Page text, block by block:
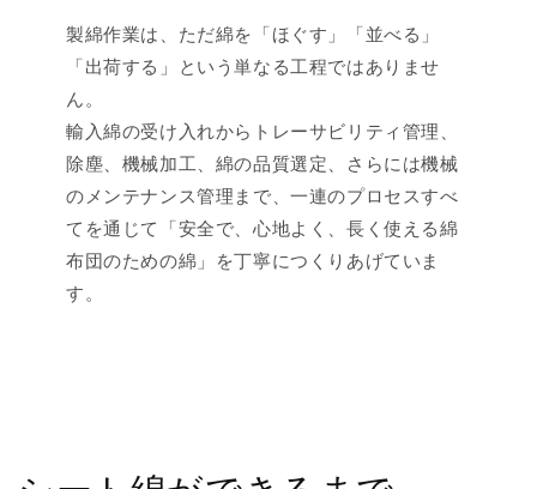
製綿作業は、ただ綿を「ほぐす」「並べる」
「出荷する」という単なる工程ではありませ
ん。
輸入綿の受け入れからトレーサビリティ管理、
除塵、機械加工、綿の品質選定、さらには機械
のメンテナンス管理まで、一連のプロセスすべ
てを通じて「安全で、心地よく、長く使える綿
布団のための綿」を丁寧につくりあげていま
す。